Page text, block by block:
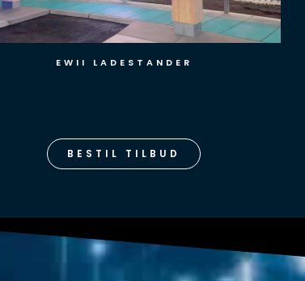
EWII LADESTANDER
BESTIL TILBUD